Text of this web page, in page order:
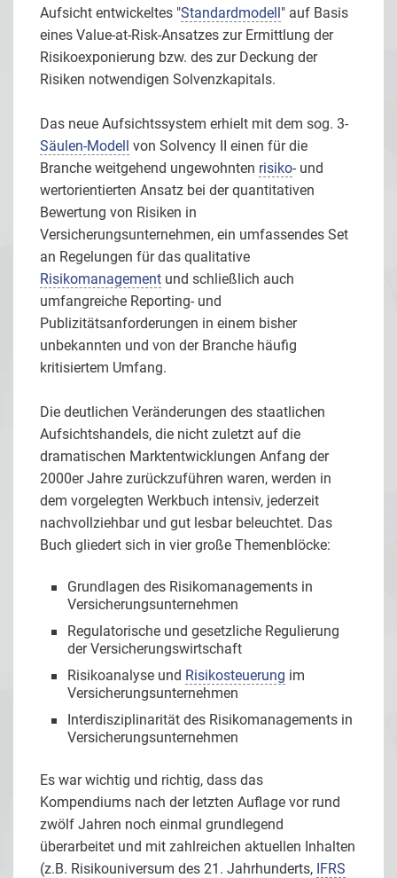
Aufsicht entwickeltes "Standardmodell" auf Basis
eines Value-at-Risk-Ansatzes zur Ermittlung der
Risikoexponierung bzw. des zur Deckung der
Risiken notwendigen Solvenzkapitals.
Das neue Aufsichtssystem erhielt mit dem sog. 3-
Säulen-Modell von Solvency II einen für die
Branche weitgehend ungewohnten risiko- und
wertorientierten Ansatz bei der quantitativen
Bewertung von Risiken in
Versicherungsunternehmen, ein umfassendes Set
an Regelungen für das qualitative
Risikomanagement und schließlich auch
umfangreiche Reporting- und
Publizitätsanforderungen in einem bisher
unbekannten und von der Branche häufig
kritisiertem Umfang.
Die deutlichen Veränderungen des staatlichen
Aufsichtshandels, die nicht zuletzt auf die
dramatischen Marktentwicklungen Anfang der
2000er Jahre zurückzuführen waren, werden in
dem vorgelegten Werkbuch intensiv, jederzeit
nachvollziehbar und gut lesbar beleuchtet. Das
Buch gliedert sich in vier große Themenblöcke:
Grundlagen des Risikomanagements in
Versicherungsunternehmen
Regulatorische und gesetzliche Regulierung
der Versicherungswirtschaft
Risikoanalyse und Risikosteuerung im
Versicherungsunternehmen
Interdisziplinarität des Risikomanagements in
Versicherungsunternehmen
Es war wichtig und richtig, dass das
Kompendiums nach der letzten Auflage vor rund
zwölf Jahren noch einmal grundlegend
überarbeitet und mit zahlreichen aktuellen Inhalten
(z.B. Risikouniversum des 21. Jahrhunderts, IFRS